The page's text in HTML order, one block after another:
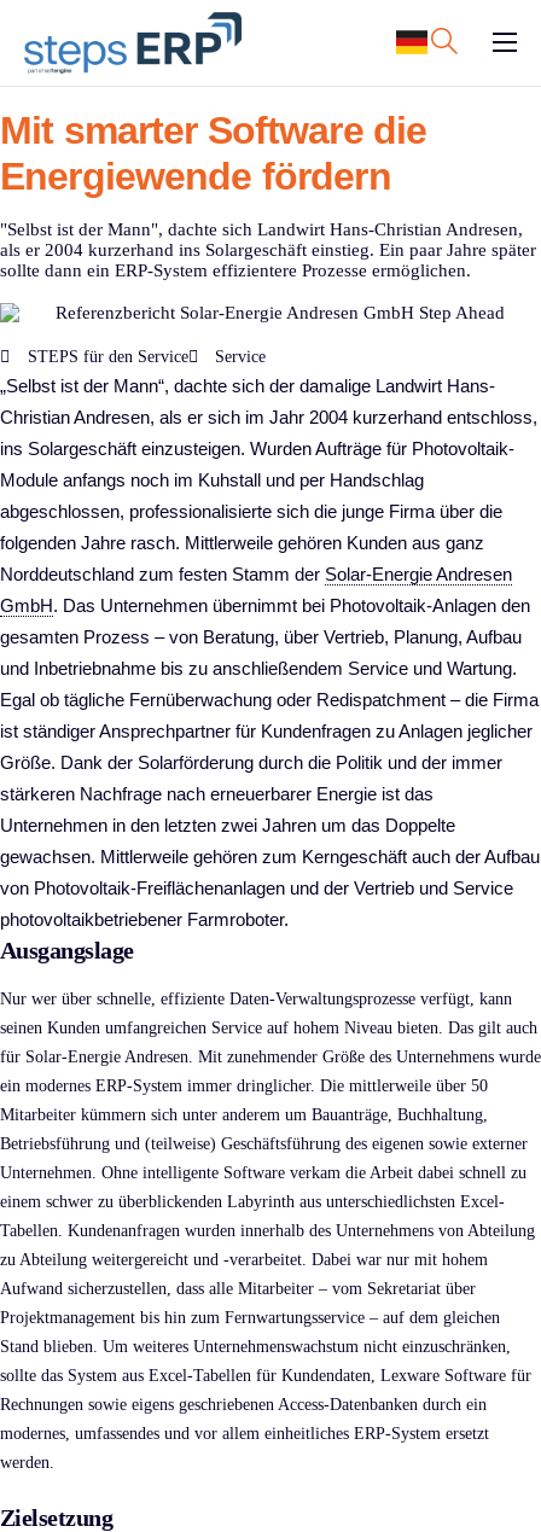
ERP Software
Support
Ressourcen
Karriere
Mit smarter Software die
Energiewende fördern
"Selbst ist der Mann", dachte sich Landwirt Hans-Christian Andresen,
als er 2004 kurzerhand ins Solargeschäft einstieg. Ein paar Jahre später
sollte dann ein ERP-System effizientere Prozesse ermöglichen.
STEPS für den Service Service
„Selbst ist der Mann“, dachte sich der damalige Landwirt Hans-
Christian Andresen, als er sich im Jahr 2004 kurzerhand entschloss,
ins Solargeschäft einzusteigen. Wurden Aufträge für Photovoltaik-
Module anfangs noch im Kuhstall und per Handschlag
abgeschlossen, professionalisierte sich die junge Firma über die
folgenden Jahre rasch. Mittlerweile gehören Kunden aus ganz
Norddeutschland zum festen Stamm der Solar-Energie Andresen
GmbH. Das Unternehmen übernimmt bei Photovoltaik-Anlagen den
gesamten Prozess – von Beratung, über Vertrieb, Planung, Aufbau
und Inbetriebnahme bis zu anschließendem Service und Wartung.
Egal ob tägliche Fernüberwachung oder Redispatchment – die Firma
ist ständiger Ansprechpartner für Kundenfragen zu Anlagen jeglicher
Größe. Dank der Solarförderung durch die Politik und der immer
stärkeren Nachfrage nach erneuerbarer Energie ist das
Unternehmen in den letzten zwei Jahren um das Doppelte
gewachsen. Mittlerweile gehören zum Kerngeschäft auch der Aufbau
von Photovoltaik-Freiflächenanlagen und der Vertrieb und Service
photovoltaikbetriebener Farmroboter.
Ausgangslage
Nur wer über schnelle, effiziente Daten-Verwaltungsprozesse verfügt, kann
seinen Kunden umfangreichen Service auf hohem Niveau bieten. Das gilt auch
für Solar-Energie Andresen. Mit zunehmender Größe des Unternehmens wurde
ein modernes ERP-System immer dringlicher. Die mittlerweile über 50
Mitarbeiter kümmern sich unter anderem um Bauanträge, Buchhaltung,
Betriebsführung und (teilweise) Geschäftsführung des eigenen sowie externer
Unternehmen. Ohne intelligente Software verkam die Arbeit dabei schnell zu
einem schwer zu überblickenden Labyrinth aus unterschiedlichsten Excel-
Tabellen. Kundenanfragen wurden innerhalb des Unternehmens von Abteilung
zu Abteilung weitergereicht und -verarbeitet. Dabei war nur mit hohem
Aufwand sicherzustellen, dass alle Mitarbeiter – vom Sekretariat über
Projektmanagement bis hin zum Fernwartungsservice – auf dem gleichen
Stand blieben. Um weiteres Unternehmenswachstum nicht einzuschränken,
sollte das System aus Excel-Tabellen für Kundendaten, Lexware Software für
Rechnungen sowie eigens geschriebenen Access-Datenbanken durch ein
modernes, umfassendes und vor allem einheitliches ERP-System ersetzt
werden.
Zielsetzung